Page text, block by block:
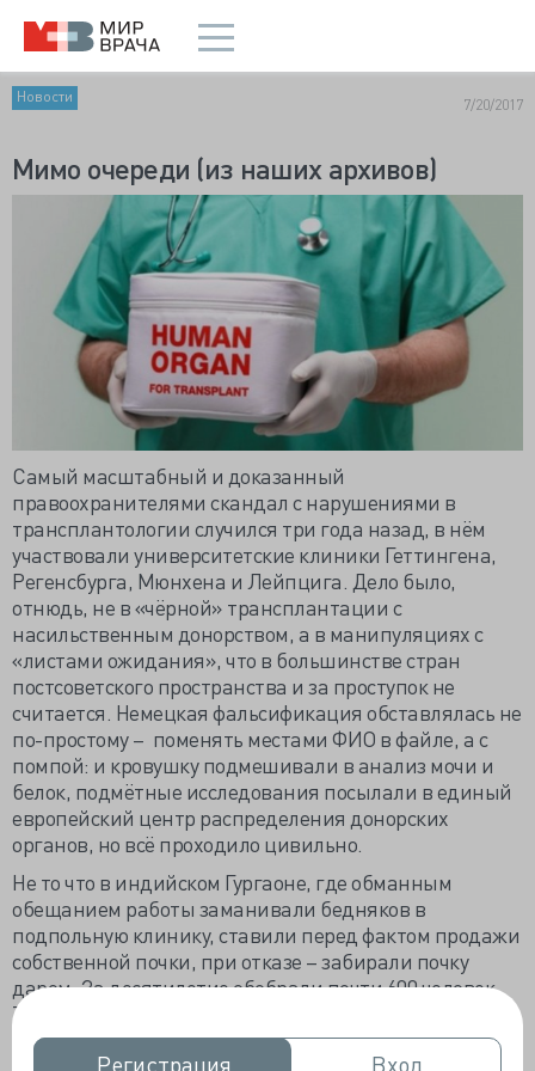
Регистрация
Регистрация Вход
Вход
Новости 7/20/2017
Мимо очереди (из наших архивов)
Самый масштабный и доказанный
правоохранителями скандал с нарушениями в
трансплантологии случился три года назад, в нём
участвовали университетские клиники Геттингена,
Регенсбурга, Мюнхена и Лейпцига. Дело было,
отнюдь, не в «чёрной» трансплантации с
насильственным донорством, а в манипуляциях с
«листами ожидания», что в большинстве стран
постсоветского пространства и за проступок не
считается. Немецкая фальсификация обставлялась не
по-простому – поменять местами ФИО в файле, а с
помпой: и кровушку подмешивали в анализ мочи и
белок, подмётные исследования посылали в единый
европейский центр распределения донорских
органов, но всё проходило цивильно.
Не то что в индийском Гургаоне, где обманным
обещанием работы заманивали бедняков в
подпольную клинику, ставили перед фактом продажи
собственной почки, при отказе – забирали почку
даром. За десятилетие обобрали почти 600 человек.
Товар отвозили в две легальные клиники, где
«пришивали» достойнейшим людям. В мире только в